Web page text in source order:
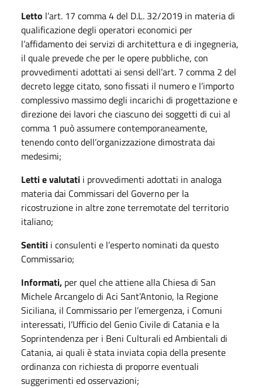
Letto l’art. 17 comma 4 del D.L. 32/2019 in materia di
qualificazione degli operatori economici per
l’affidamento dei servizi di architettura e di ingegneria,
il quale prevede che per le opere pubbliche, con
provvedimenti adottati ai sensi dell’art. 7 comma 2 del
decreto legge citato, sono fissati il numero e l’importo
complessivo massimo degli incarichi di progettazione e
direzione dei lavori che ciascuno dei soggetti di cui al
comma 1 può assumere contemporaneamente,
tenendo conto dell’organizzazione dimostrata dai
medesimi;
Letti e valutati i provvedimenti adottati in analoga
materia dai Commissari del Governo per la
ricostruzione in altre zone terremotate del territorio
italiano;
Sentiti i consulenti e l’esperto nominati da questo
Commissario;
Informati, per quel che attiene alla Chiesa di San
Michele Arcangelo di Aci Sant’Antonio, la Regione
Siciliana, il Commissario per l’emergenza, i Comuni
interessati, l’Ufficio del Genio Civile di Catania e la
Soprintendenza per i Beni Culturali ed Ambientali di
Catania, ai quali è stata inviata copia della presente
ordinanza con richiesta di proporre eventuali
suggerimenti ed osservazioni;